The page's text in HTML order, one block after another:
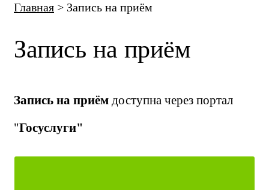
Главная > Запись на приём
Запись на приём
Запись на приём доступна через портал
"Госуслуги"